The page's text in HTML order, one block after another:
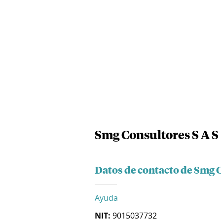
Smg Consultores S A S
Datos de contacto de Smg
Ayuda
NIT: 9015037732